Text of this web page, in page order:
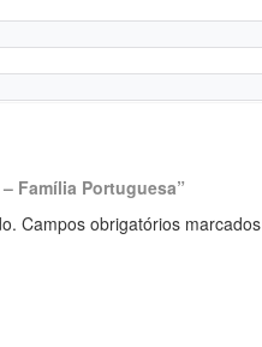
Família Portuguesa”
Campos obrigatórios marcados